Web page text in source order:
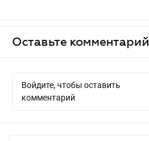
Оставьте комментарий
Войдите, чтобы оставить
комментарий